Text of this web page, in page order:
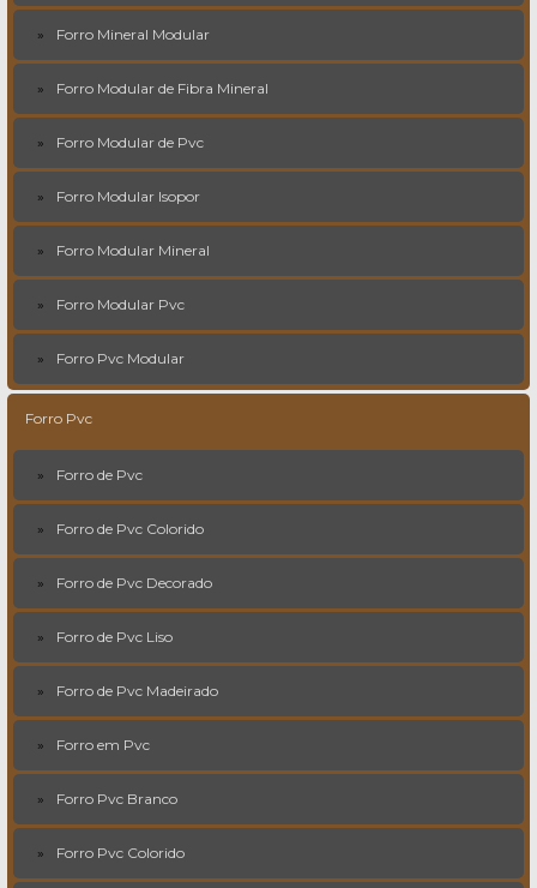
Forro Mineral Modular
Forro Modular de Fibra Mineral
Forro Modular de Pvc
Forro Modular Isopor
Forro Modular Mineral
Forro Modular Pvc
Forro Pvc Modular
Forro Pvc
Forro de Pvc
Forro de Pvc Colorido
Forro de Pvc Decorado
Forro de Pvc Liso
Forro de Pvc Madeirado
Forro em Pvc
Forro Pvc Branco
Forro Pvc Colorido